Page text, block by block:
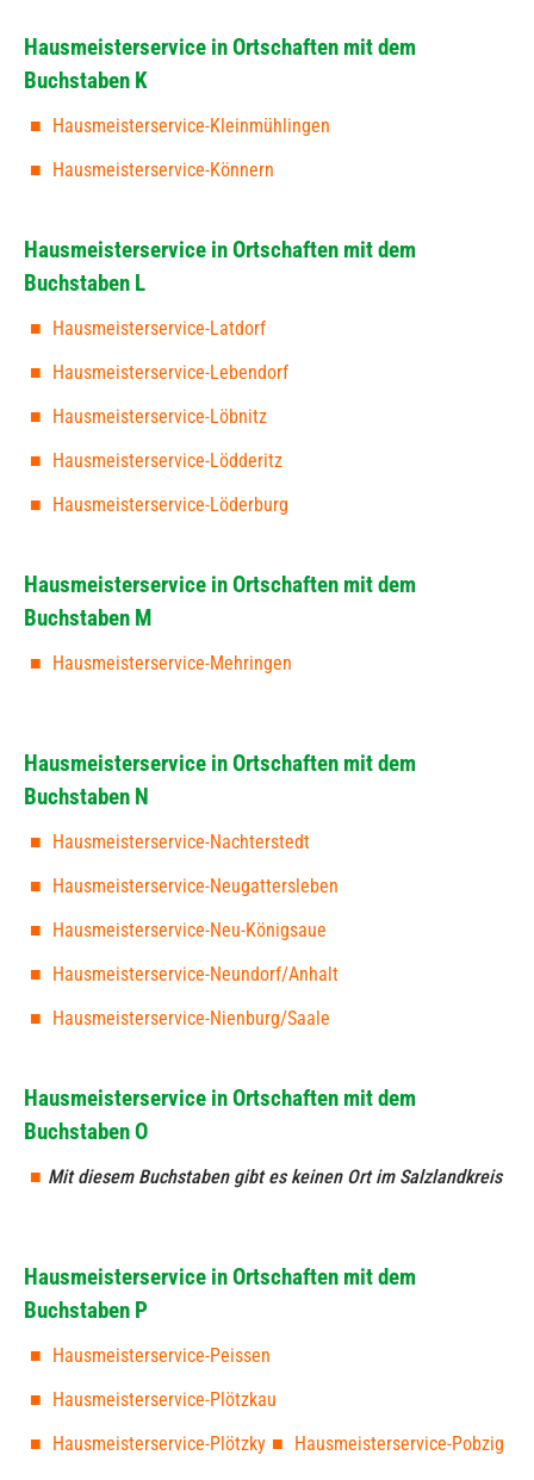
Hausmeisterservice in Ortschaften mit dem
Buchstaben K
Hausmeisterservice-Kleinmühlingen
Hausmeisterservice-Könnern
Hausmeisterservice in Ortschaften mit dem
Buchstaben L
Hausmeisterservice-Latdorf
Hausmeisterservice-Lebendorf
Hausmeisterservice-Löbnitz
Hausmeisterservice-Lödderitz
Hausmeisterservice-Löderburg
Hausmeisterservice in Ortschaften mit dem
Buchstaben M
Hausmeisterservice-Mehringen
Hausmeisterservice in Ortschaften mit dem
Buchstaben N
Hausmeisterservice-Nachterstedt
Hausmeisterservice-Neugattersleben
Hausmeisterservice-Neu-Königsaue
Hausmeisterservice-Neundorf/Anhalt
Hausmeisterservice-Nienburg/Saale
Hausmeisterservice in Ortschaften mit dem
Buchstaben O
Mit diesem Buchstaben gibt es keinen Ort im Salzlandkreis
Hausmeisterservice in Ortschaften mit dem
Buchstaben P
Hausmeisterservice-Peissen
Hausmeisterservice-Plötzkau
Hausmeisterservice-Plötzky
Hausmeisterservice-Pobzig